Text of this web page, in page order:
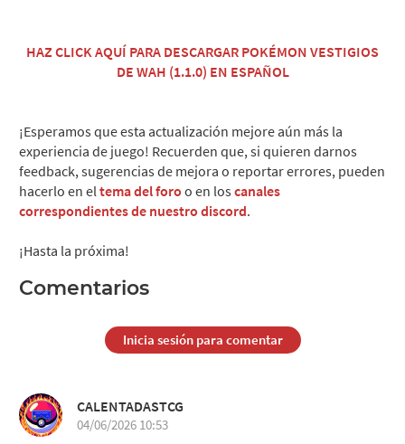
HAZ CLICK AQUÍ PARA DESCARGAR POKÉMON VESTIGIOS
DE WAH (1.1.0) EN ESPAÑOL
¡Esperamos que esta actualización mejore aún más la
experiencia de juego! Recuerden que, si quieren darnos
feedback, sugerencias de mejora o reportar errores, pueden
hacerlo en eltema del foro o en los canales
correspondientes de nuestro discord.
¡Hasta la próxima!
Comentarios
Inicia sesión para comentar
CALENTADASTCG
04/06/2026 10:53